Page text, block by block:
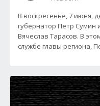
В воскресенье, 7 июня,
губернатор Петр
Вячеслав Тарасов. В
службе главы региона,